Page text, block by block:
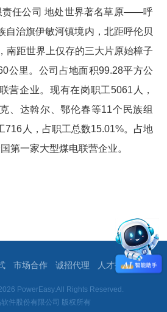
任公司 地处世界著名草原――呼
自治旗伊敏河镇境内，北距呼伦贝
南距世界上仅存的三大片原始樟子
公里。公司占地面积99.28平方公
营企业。现有在岗职工5061人，
、达斡尔、鄂伦春等11个民族组
716人，占职工总数15.01%。占地
第一家大型煤电联营企业。
市场合作 诚招代理 人才招聘
PowerEasy.All Rights Reserved.
件股份有限公司 版权所有